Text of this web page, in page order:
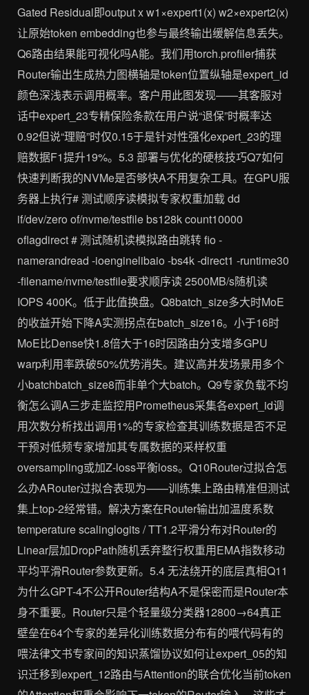
Gated Residual即output x w1×expert1(x) w2×expert2(x)
让原始token embedding也参与最终输出缓解信息丢失。
Q6路由结果能可视化吗A能。我们用torch.profiler捕获
Router输出生成热力图横轴是token位置纵轴是expert_id
颜色深浅表示调用概率。客户用此图发现——其客服对
话中expert_23专精保险条款在用户说“退保”时概率达
0.92但说“理赔”时仅0.15于是针对性强化expert_23的理
赔数据F1提升19%。5.3 部署与优化的硬核技巧Q7如何
快速判断我的NVMe是否够快A不用复杂工具。在GPU服
务器上执行# 测试顺序读模拟专家权重加载 dd
if/dev/zero of/nvme/testfile bs128k count10000
oflagdirect # 测试随机读模拟路由跳转 fio -
namerandread -ioenginelibaio -bs4k -direct1 -runtime30
-filename/nvme/testfile要求顺序读 2500MB/s随机读
IOPS 400K。低于此值换盘。Q8batch_size多大时MoE
的收益开始下降A实测拐点在batch_size16。小于16时
MoE比Dense快1.8倍大于16时因路由分支增多GPU
warp利用率跌破50%优势消失。建议高并发场景用多个
小batchbatch_size8而非单个大batch。Q9专家负载不均
衡怎么调A三步走监控用Prometheus采集各expert_id调
用次数分析找出调用1%的专家检查其训练数据是否不足
干预对低频专家增加其专属数据的采样权重
oversampling或加Z-loss平衡loss。Q10Router过拟合怎
么办ARouter过拟合表现为——训练集上路由精准但测试
集上top-2经常错。解决方案在Router输出加温度系数
temperature scalinglogits / TT1.2平滑分布对Router的
Linear层加DropPath随机丢弃整行权重用EMA指数移动
平均平滑Router参数更新。5.4 无法绕开的底层真相Q11
为什么GPT-4不公开Router结构A不是保密而是Router本
身不重要。Router只是个轻量级分类器12800→64真正
壁垒在64个专家的差异化训练数据分布有的喂代码有的
喂法律文书专家间的知识蒸馏协议如何让expert_05的知
识迁移到expert_12路由与Attention的联合优化当前token